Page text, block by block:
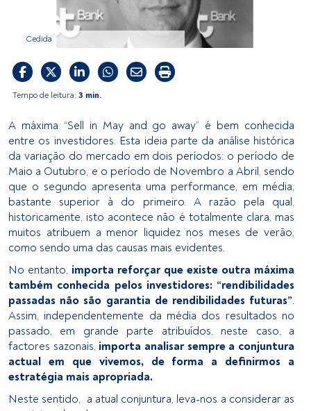
Cedida
Tempo de leitura: 3 min.
A máxima “Sell in May and go away” é bem conhecida
entre os investidores. Esta ideia parte da análise histórica
da variação do mercado em dois períodos: o período de
Maio a Outubro, e o período de Novembro a Abril, sendo
que o segundo apresenta uma performance, em média,
bastante superior à do primeiro. A razão pela qual,
historicamente, isto acontece não é totalmente clara, mas
muitos atribuem a menor liquidez nos meses de verão,
como sendo uma das causas mais evidentes.
No entanto, importa reforçar que existe outra máxima
também conhecida pelos investidores: “rendibilidades
passadas não são garantia de rendibilidades futuras”.
Assim, independentemente da média dos resultados no
passado, em grande parte atribuídos, neste caso, a
factores sazonais, importa analisar sempre a conjuntura
actual em que vivemos, de forma a definirmos a
estratégia mais apropriada.
Neste sentido, a atual conjuntura, leva-nos a considerar as